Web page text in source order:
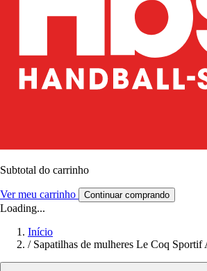
Subtotal do carrinho
Ver meu carrinho Continuar comprando
Loading...
Início
/ Sapatilhas de mulheres Le Coq Sportif